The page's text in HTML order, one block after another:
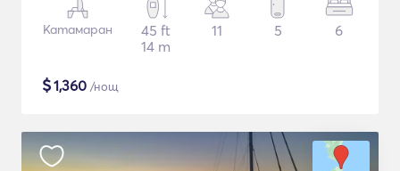
Катамаран
45 ft
14 m
11 5 6
$1,360 /нощ